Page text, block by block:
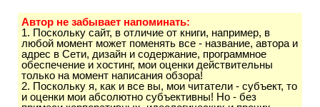
Автор не забывает напоминать:
1. Поскольку сайт, в отличие от книги, например, в
любой момент может поменять все - название, автора и
адрес в Сети, дизайн и содержание, программное
обеспечение и хостинг, мои оценки действительны
только на момент написания обзора!
2. Поскольку я, как и все вы, мои читатели - субъект, то
и оценки мои абсолютно субъективны! Но - без